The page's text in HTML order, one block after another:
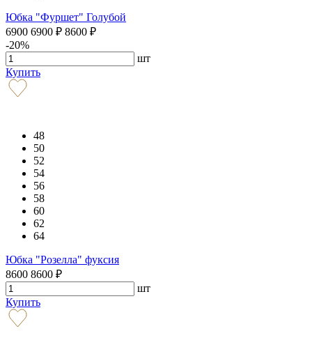
Юбка "Фуршет" Голубой
6900 6900 ₽ 8600 ₽
-20%
шт
Купить
48
50
52
54
56
58
60
62
64
Юбка "Розелла" фуксия
8600 8600 ₽
шт
Купить